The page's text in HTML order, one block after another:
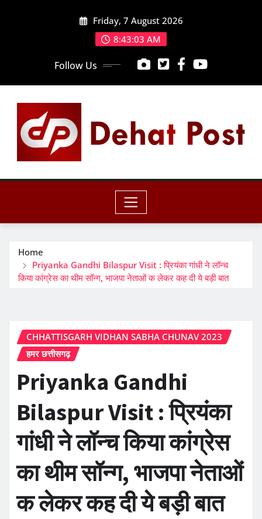
Friday, 7 August 2026
8:43:05 AM
Follow Us
Home
Priyanka Gandhi Bilaspur Visit : प्रियंका गांधी ने लॉन्च
किया कांग्रेस का थीम सॉन्ग, भाजपा नेताओं क लेकर कह दी ये बड़ी बात
CHHATTISGARH VIDHAN SABHA CHUNAV 2023
हमर छत्तीसगढ़
Priyanka Gandhi
Bilaspur Visit : प्रियंका
गांधी ने लॉन्च किया कांग्रेस
का थीम सॉन्ग, भाजपा नेताओं
क लेकर कह दी ये बड़ी बात